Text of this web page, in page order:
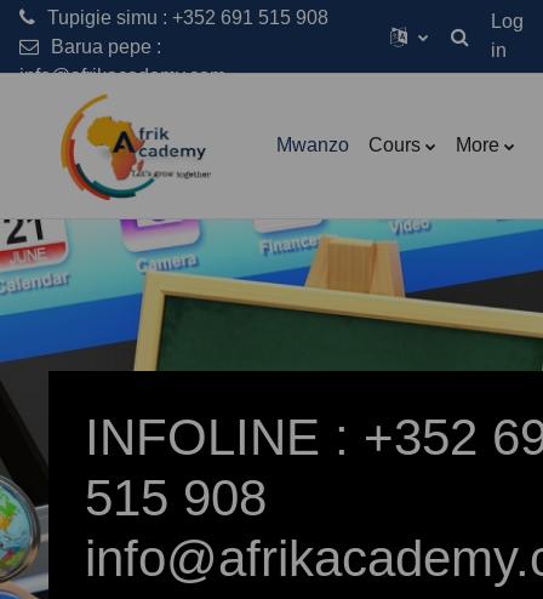
Tupigie simu : +352 691 515 908
Barua pepe :
info@afrikacademy.com
Toggle
Log
in
Mwanzo Cours More
INFOLINE : +352
515 908